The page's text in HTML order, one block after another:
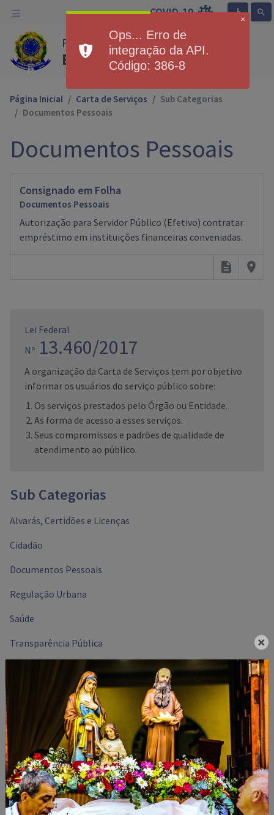
COVID-19 accessible search
Prefeitura Municipal de
Exemplo
Página Inicial Carta de Serviços
Sub Categorias
Documentos Pessoais
Documentos Pessoais
Consignado em Folha
Documentos Pessoais
Autorização para Servidor Público (Efetivo) contratar
empréstimo em instituições financeiras conveniadas.
place
description
Lei Federal
Nº 13.460/2017
A organização da Carta de Serviços tem por objetivo
informar os usuários do serviço público sobre:
Os serviços prestados pelo Órgão ou Entidade.
As forma de acesso a esses serviços.
Seus compromissos e padrões de qualidade de
atendimento ao público.
Sub Categorias
Alvarás, Certidões e Licenças
Cidadão
Documentos Pessoais
Regulação Urbana
Saúde
Transparência Pública
Ouvidoria
Críticas, sugestões, elogios e/ou
reclamações
×
×
Ops... Erro de
integração da API.
Código: 386-8